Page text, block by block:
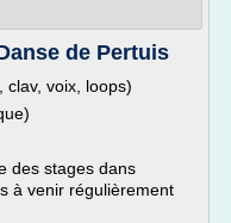
de Pertuis
clav, voix, loops)
des stages dans
à venir régulièrement